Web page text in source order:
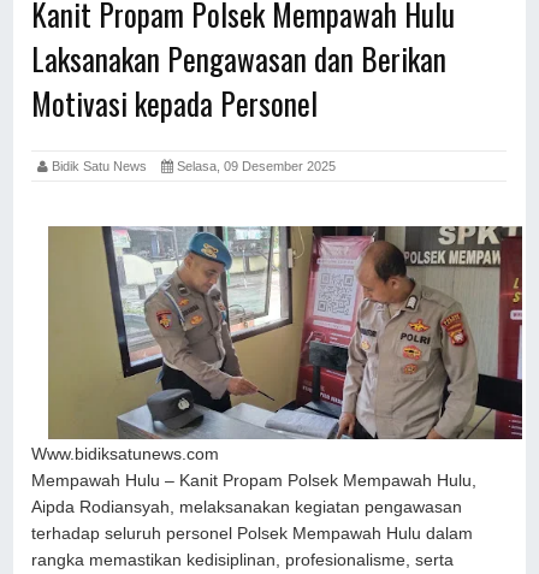
Kanit Propam Polsek Mempawah Hulu
Laksanakan Pengawasan dan Berikan
Motivasi kepada Personel
Bidik Satu News Selasa, 09 Desember 2025
Www.bidiksatunews.com
Mempawah Hulu – Kanit Propam Polsek Mempawah Hulu,
Aipda Rodiansyah, melaksanakan kegiatan pengawasan
terhadap seluruh personel Polsek Mempawah Hulu dalam
rangka memastikan kedisiplinan, profesionalisme, serta